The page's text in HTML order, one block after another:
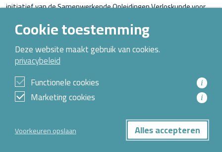
initiatief van de Samenwerkende Opleidingen Verloskunde voor
Over Kennispoort Verloskunde
Contact
Archief
Privacybeleid
Cookie toestemming
Deze website maakt gebruik van cookies.
privacybeleid
Functionele cookies
i
Marketing cookies i
Voorkeuren opslaan Alles accepteren